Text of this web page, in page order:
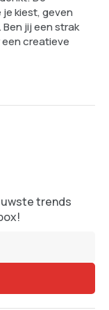
kiest, geven
jij een strak
creatieve
trends